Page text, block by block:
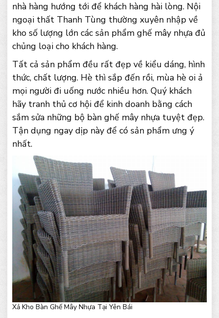
nhà hàng hướng tới để khách hàng hài lòng. Nội
ngoại thất Thanh Tùng thường xuyên nhập về
kho số lượng lớn các sản phẩm ghế mây nhựa đủ
chủng loại cho khách hàng.
Tất cả sản phẩm đều rất đẹp về kiểu dáng, hình
thức, chất lượng. Hè thì sắp đến rồi, mùa hè oi ả
mọi người đi uống nước nhiều hơn. Quý khách
hãy tranh thủ cơ hội để kinh doanh bằng cách
sắm sửa những bộ bàn ghế mây nhựa tuyệt đẹp.
Tận dụng ngay dịp này để có sản phẩm ưng ý
nhất.
Xả Kho Bàn Ghế Mây Nhựa Tại Yên Bái